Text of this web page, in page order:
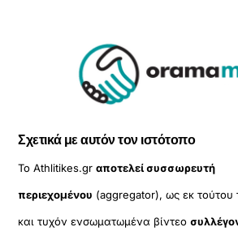
Σχετικά με αυτόν τον ιστότοπο
Το Athlitikes.grαποτελεί συσσωρευτή
περιεχομένου (aggregator), ως εκ τούτου
και τυχόν ενσωματωμένα βίντεο